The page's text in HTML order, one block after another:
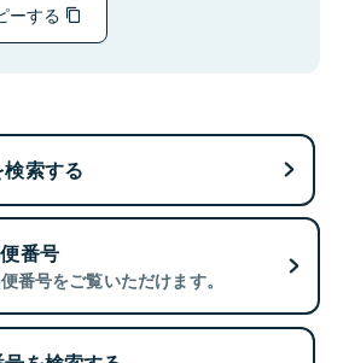
ーする
索する
番号
番号をご覧いただけます。